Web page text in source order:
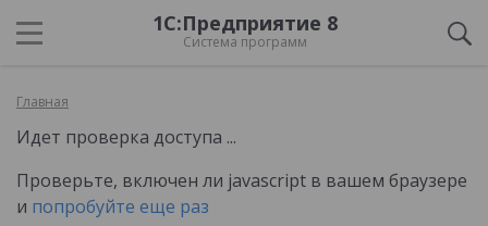
1С:Предприятие 8
Система программ
Главная
Идет проверка доступа ...
Проверьте, включен ли javascript в вашем браузере
и попробуйте еще раз